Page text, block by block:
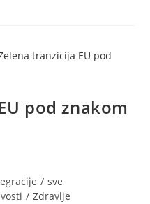
pod znakom
/ sve
/ Zdravlje